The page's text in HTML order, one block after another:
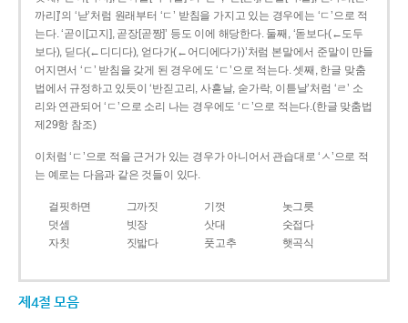
까리]’의 ‘낟’처럼 원래부터 ‘ㄷ’ 받침을 가지고 있는 경우에는 ‘ㄷ’으로 적
는다. ‘곧이[고지], 곧장[곧짱]’ 등도 이에 해당한다. 둘째, ‘돋보다(←도두
보다), 딛다(←디디다), 얻다가(←어디에다가)’처럼 본말에서 준말이 만들
어지면서 ‘ㄷ’ 받침을 갖게 된 경우에도 ‘ㄷ’으로 적는다. 셋째, 한글 맞춤
법에서 규정하고 있듯이 ‘반짇고리, 사흗날, 숟가락, 이튿날’처럼 ‘ㄹ’ 소
리와 연관되어 ‘ㄷ’으로 소리 나는 경우에도 ‘ㄷ’으로 적는다.(한글 맞춤법
제29항 참조)
이처럼 ‘ㄷ’으로 적을 근거가 있는 경우가 아니어서 관습대로 ‘ㅅ’으로 적
는 예로는 다음과 같은 것들이 있다.
걸핏하면 그까짓 기껏
놋그릇
덧셈
빗장 삿대
숫접다
자칫
짓밟다 풋고추 햇곡식
제4절 모음